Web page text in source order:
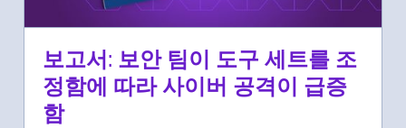
보고서: 보안 팀이 도구 세트를 조
정함에 따라 사이버 공격이 급증
함